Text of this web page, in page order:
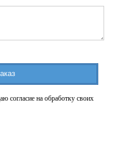
согласие на обработку своих